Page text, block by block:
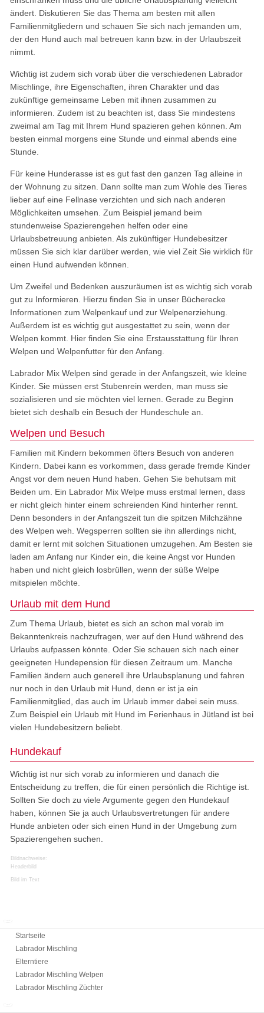
ändert. Diskutieren Sie das Thema am besten mit allen
Familienmitgliedern und schauen Sie sich nach jemanden um,
der den Hund auch mal betreuen kann bzw. in der Urlaubszeit
nimmt.
Wichtig ist zudem sich vorab über die verschiedenen Labrador
Mischlinge, ihre Eigenschaften, ihren Charakter und das
zukünftige gemeinsame Leben mit ihnen zusammen zu
informieren. Zudem ist zu beachten ist, dass Sie mindestens
zweimal am Tag mit Ihrem Hund spazieren gehen können. Am
besten einmal morgens eine Stunde und einmal abends eine
Stunde.
Für keine Hunderasse ist es gut fast den ganzen Tag alleine in
der Wohnung zu sitzen. Dann sollte man zum Wohle des Tieres
lieber auf eine Fellnase verzichten und sich nach anderen
Möglichkeiten umsehen. Zum Beispiel jemand beim
stundenweise Spazierengehen helfen oder eine
Urlaubsbetreuung anbieten. Als zukünftiger Hundebesitzer
müssen Sie sich klar darüber werden, wie viel Zeit Sie wirklich für
einen Hund aufwenden können.
Um Zweifel und Bedenken auszuräumen ist es wichtig sich vorab
gut zu Informieren. Hierzu finden Sie in unser Bücherecke
Informationen zum Welpenkauf und zur Welpenerziehung.
Außerdem ist es wichtig gut ausgestattet zu sein, wenn der
Welpen kommt. Hier finden Sie eine Erstausstattung für Ihren
Welpen und Welpenfutter für den Anfang.
Labrador Mix Welpen sind gerade in der Anfangszeit, wie kleine
Kinder. Sie müssen erst Stubenrein werden, man muss sie
sozialisieren und sie möchten viel lernen. Gerade zu Beginn
bietet sich deshalb ein Besuch der Hundeschule an.
Welpen und Besuch
Familien mit Kindern bekommen öfters Besuch von anderen
Kindern. Dabei kann es vorkommen, dass gerade fremde Kinder
Angst vor dem neuen Hund haben. Gehen Sie behutsam mit
Beiden um. Ein Labrador Mix Welpe muss erstmal lernen, dass
er nicht gleich hinter einem schreienden Kind hinterher rennt.
Denn besonders in der Anfangszeit tun die spitzen Milchzähne
des Welpen weh. Wegsperren sollten sie ihn allerdings nicht,
damit er lernt mit solchen Situationen umzugehen. Am Besten sie
laden am Anfang nur Kinder ein, die keine Angst vor Hunden
haben und nicht gleich losbrüllen, wenn der süße Welpe
mitspielen möchte.
Urlaub mit dem Hund
Zum Thema Urlaub, bietet es sich an schon mal vorab im
Bekanntenkreis nachzufragen, wer auf den Hund während des
Urlaubs aufpassen könnte. Oder Sie schauen sich nach einer
geeigneten Hundepension für diesen Zeitraum um. Manche
Familien ändern auch generell ihre Urlaubsplanung und fahren
nur noch in den Urlaub mit Hund, denn er ist ja ein
Familienmitglied, das auch im Urlaub immer dabei sein muss.
Zum Beispiel ein Urlaub mit Hund im Ferienhaus in Jütland ist bei
vielen Hundebesitzern beliebt.
Hundekauf
Wichtig ist nur sich vorab zu informieren und danach die
Entscheidung zu treffen, die für einen persönlich die Richtige ist.
Sollten Sie doch zu viele Argumente gegen den Hundekauf
haben, können Sie ja auch Urlaubsvertretungen für andere
Hunde anbieten oder sich einen Hund in der Umgebung zum
Spazierengehen suchen.
Bildnachweise:
Headerbild
Bild im Text
Startseite
Labrador Mischling
Elterntiere
Labrador Mischling Welpen
Labrador Mischling Züchter